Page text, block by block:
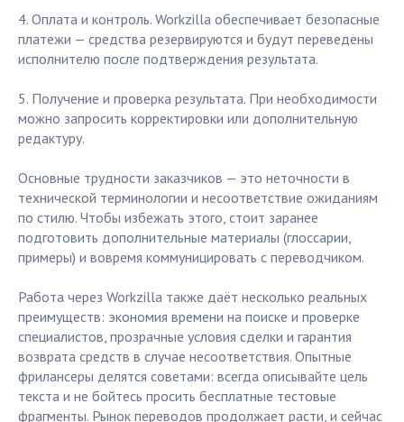
4. Оплата и контроль. Workzilla обеспечивает безопасные
платежи — средства резервируются и будут переведены
исполнителю после подтверждения результата.
5. Получение и проверка результата. При необходимости
можно запросить корректировки или дополнительную
редактуру.
Основные трудности заказчиков — это неточности в
технической терминологии и несоответствие ожиданиям
по стилю. Чтобы избежать этого, стоит заранее
подготовить дополнительные материалы (глоссарии,
примеры) и вовремя коммуницировать с переводчиком.
Работа через Workzilla также даёт несколько реальных
преимуществ: экономия времени на поиске и проверке
специалистов, прозрачные условия сделки и гарантия
возврата средств в случае несоответствия. Опытные
фрилансеры делятся советами: всегда описывайте цель
текста и не бойтесь просить бесплатные тестовые
фрагменты. Рынок переводов продолжает расти, и сейчас